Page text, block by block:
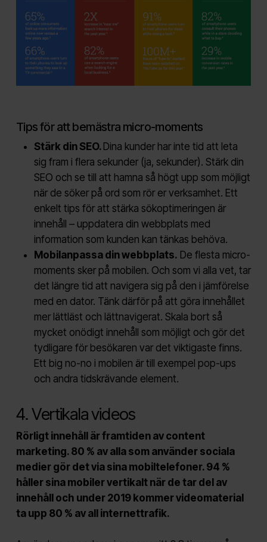
Tips för att bemästra micro-moments
Stärk din SEO. Dina kunder har inte tid att leta
sig fram i flera sekunder (ja, sekunder). Stärk din
SEO och se till att hamna så högt upp som möjligt
när de söker på ord som rör er verksamhet. Ett
enkelt tips för att stärka sökoptimeringen är
innehåll – uppdatera din webbplats med
information som kunden kan tänkas behöva.
Mobilanpassa din webbplats. De flesta micro-
moments sker på mobilen. Och som vi alla vet, tar
det längre tid att navigera sig på den i jämförelse
med en dator. Tänk därför på att göra innehållet
mer lättläst och lättnavigerat. Skala bort så
mycket onödigt innehåll som möjligt och gör det
tydligare för besökaren var det viktigaste finns.
Ett big no-no i mobilen är till exempel pop-ups
och andra tidskrävande element.
4. Vertikala videos
Rörligt innehåll är framtiden av content
marketing. 80 % av alla som använder sociala
medier gör det via sina mobiltelefoner. 94 %
håller sina mobiler vertikalt när de tar del av
innehåll och under 2019 kommer videomaterial
ta upp 80 % av all internettrafik.